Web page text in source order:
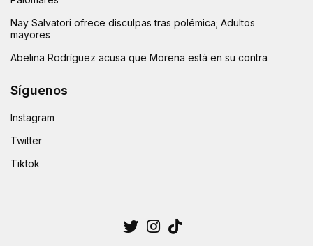
Nay Salvatori ofrece disculpas tras polémica; Adultos
mayores
Abelina Rodríguez acusa que Morena está en su contra
Síguenos
Instagram
Twitter
Tiktok